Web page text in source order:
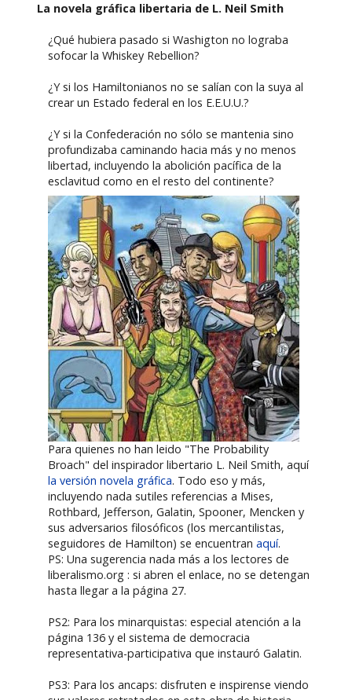
La novela gráfica libertaria de L. Neil Smith
¿Qué hubiera pasado si Washigton no lograba
sofocar la Whiskey Rebellion?
¿Y si los Hamiltonianos no se salían con la suya al
crear un Estado federal en los E.E.U.U.?
¿Y si la Confederación no sólo se mantenia sino
profundizaba caminando hacia más y no menos
libertad, incluyendo la abolición pacífica de la
esclavitud como en el resto del continente?
Para quienes no han leido "The Probability
Broach" del inspirador libertario L. Neil Smith, aquí
la versión novela gráfica. Todo eso y más,
incluyendo nada sutiles referencias a Mises,
Rothbard, Jefferson, Galatin, Spooner, Mencken y
sus adversarios filosóficos (los mercantilistas,
seguidores de Hamilton) se encuentranaquí.
PS: Una sugerencia nada más a los lectores de
liberalismo.org : si abren el enlace, no se detengan
hasta llegar a la página 27.
PS2: Para los minarquistas: especial atención a la
página 136 y el sistema de democracia
representativa-participativa que instauró Galatin.
PS3: Para los ancaps: disfruten e inspirense viendo